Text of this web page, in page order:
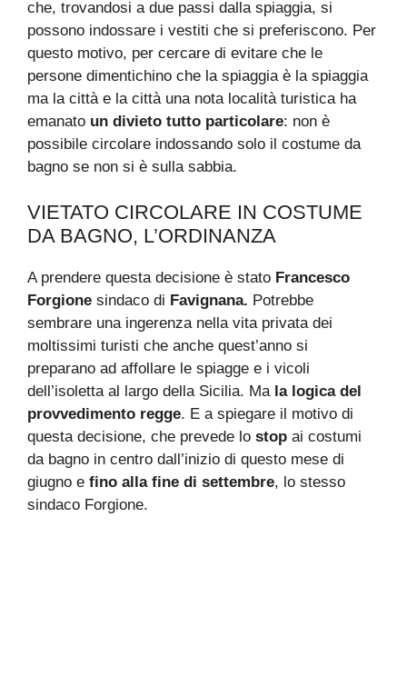
che, trovandosi a due passi dalla spiaggia, si
possono indossare i vestiti che si preferiscono. Per
questo motivo, per cercare di evitare che le
persone dimentichino che la spiaggia è la spiaggia
ma la città e la città una nota località turistica ha
emanato un divieto tutto particolare: non è
possibile circolare indossando solo il costume da
bagno se non si è sulla sabbia.
VIETATO CIRCOLARE IN COSTUME
DA BAGNO, L’ORDINANZA
A prendere questa decisione è stato Francesco
Forgione sindaco di Favignana. Potrebbe
sembrare una ingerenza nella vita privata dei
moltissimi turisti che anche quest’anno si
preparano ad affollare le spiagge e i vicoli
dell’isoletta al largo della Sicilia. Ma la logica del
provvedimento regge. E a spiegare il motivo di
questa decisione, che prevede lo stop ai costumi
da bagno in centro dall’inizio di questo mese di
giugno e fino alla fine di settembre, lo stesso
sindaco Forgione.